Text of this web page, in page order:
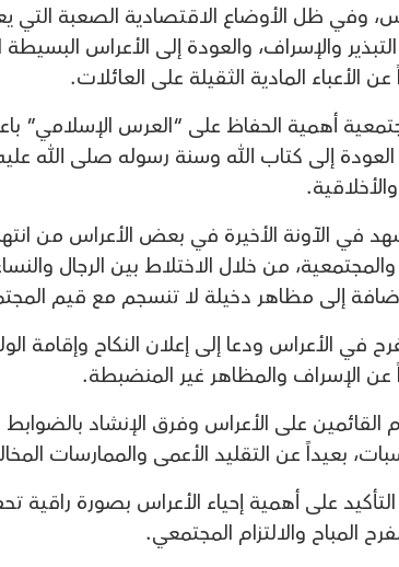
وفي ظل الأوضاع الاقتصادية الصعبة التي
والإسراف، والعودة إلى الأعراس البسيطة
الأعباء المادية الثقيلة على العائلات.
أهمية الحفاظ على “العرس الإسلامي”
إلى كتاب الله وسنة رسوله صلى الله
في الآونة الأخيرة في بعض الأعراس من
من خلال الاختلاط بين الرجال
إضافة إلى مظاهر دخيلة لا تنسجم مع قيم
في الأعراس ودعا إلى إعلان النكاح وإقامة
عن الإسراف والمظاهر غير المنضبطة.
على الأعراس وفرق الإنشاد بالضوابط
بعيداً عن التقليد الأعمى والممارسات
على أهمية إحياء الأعراس بصورة راقية
المباح والالتزام المجتمعي.